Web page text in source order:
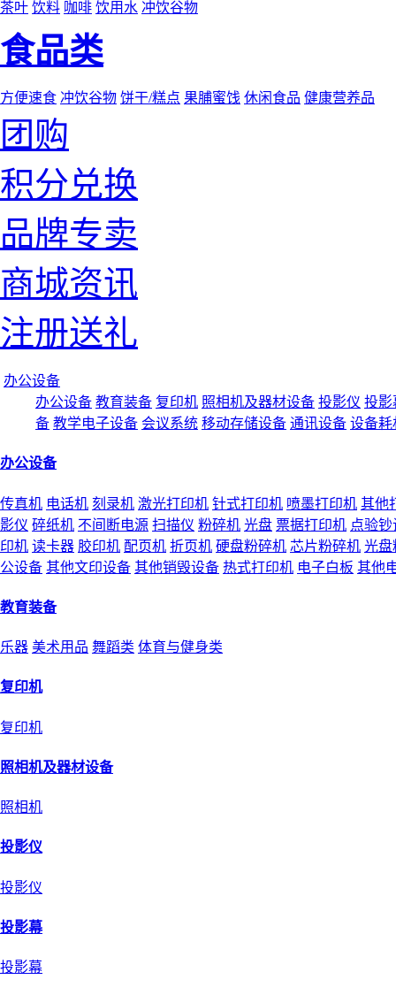
茶叶 饮料 咖啡 饮用水 冲饮谷物
食品类
方便速食 冲饮谷物 饼干/糕点 果脯蜜饯 休闲食品 健康营养品
团购
积分兑换
品牌专卖
商城资讯
注册送礼
办公设备
办公设备 教育装备 复印机 照相机及器材设备 投影仪 投影
备 教学电子设备 会议系统 移动存储设备 通讯设备 设备耗
办公设备
传真机 电话机 刻录机 激光打印机 针式打印机 喷墨打印机 其他
影仪 碎纸机 不间断电源 扫描仪 粉碎机 光盘 票据打印机 点验钞
印机 读卡器 胶印机 配页机 折页机 硬盘粉碎机 芯片粉碎机 光盘
公设备 其他文印设备 其他销毁设备 热式打印机 电子白板 其他
教育装备
乐器 美术用品 舞蹈类 体育与健身类
复印机
复印机
照相机及器材设备
照相机
投影仪
投影仪
投影幕
投影幕